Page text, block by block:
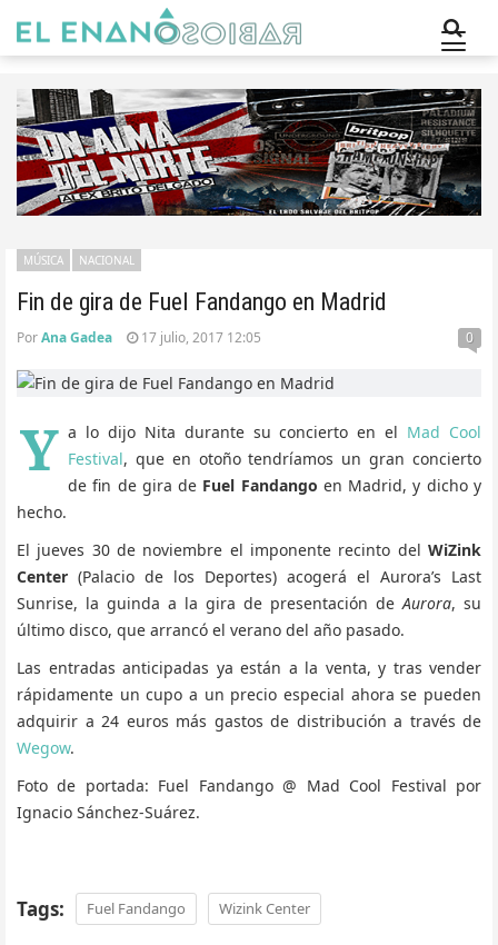
Fin de gira de Fuel Fandango en Madrid
MÚSICA NACIONAL
PorAna Gadea 17 julio, 2017 12:05 0
Y a lo dijo Nita durante su concierto en el Mad Cool
Festival, que en otoño tendríamos un gran concierto
de fin de gira de Fuel Fandango en Madrid, y dicho y
hecho.
El jueves 30 de noviembre el imponente recinto del WiZink
Center (Palacio de los Deportes) acogerá el Aurora’s Last
Sunrise, la guinda a la gira de presentación deAurora, su
último disco, que arrancó el verano del año pasado.
Las entradas anticipadas ya están a la venta, y tras vender
rápidamente un cupo a un precio especial ahora se pueden
adquirir a 24 euros más gastos de distribución a través de
Wegow.
Foto de portada: Fuel Fandango @ Mad Cool Festival por
Ignacio Sánchez-Suárez.
Tags: Fuel Fandango Wizink Center